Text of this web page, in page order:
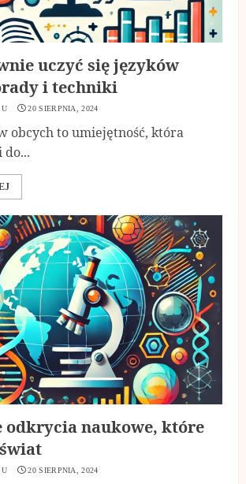
uczyć się języków
i techniki
20 SIERPNIA, 2024
obcych to umiejętność, która
odkrycia naukowe, które
20 SIERPNIA, 2024